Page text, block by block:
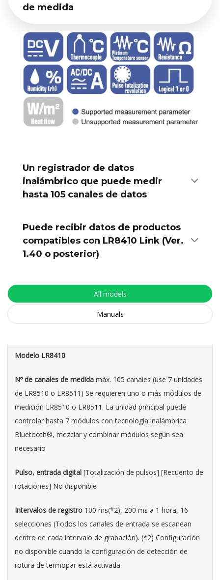
de medida
Un registrador de datos
inalámbrico que puede medir
hasta 105 canales de datos
Puede recibir datos de productos
compatibles con LR8410 Link (Ver.
1.40 o posterior)
All models
Manuals
Modelo LR8410
Nº de canales de medida máx. 105 canales (use 7 unidades
de LR8510 o LR8511) Se requieren uno o más módulos de
medición LR8510 o LR8511. La unidad principal puede
controlar hasta 7 módulos con tecnología inalámbrica
Bluetooth®, mezclar y combinar módulos según sea
necesario
Pulso, entrada digital [Totalización de pulsos] [Recuento de
rotaciones] No disponible
Intervalos de registro 100 ms(*2), 200 ms a 1 hora, 16
selecciones (Todos los canales de entrada se escanean
dentro de cada intervalo de grabación). (*2) Configuración
no disponible cuando la configuración de detección de
rotura de termopar está activada